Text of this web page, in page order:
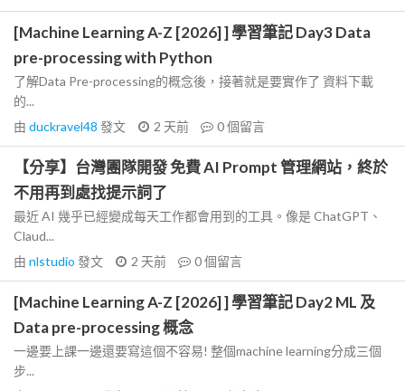
[Machine Learning A-Z [2026] ] 學習筆記 Day3 Data
pre-processing with Python
了解Data Pre-processing的概念後，接著就是要實作了 資料下載
的...
由 duckravel48 發文 2 天前 0個留言
【分享】台灣團隊開發 免費 AI Prompt 管理網站，終於
不用再到處找提示詞了
最近 AI 幾乎已經變成每天工作都會用到的工具。像是 ChatGPT、
Claud...
由 nlstudio 發文 2 天前 0個留言
[Machine Learning A-Z [2026] ] 學習筆記 Day2 ML 及
Data pre-processing 概念
一邊要上課一邊還要寫這個不容易! 整個machine learning分成三個
步...